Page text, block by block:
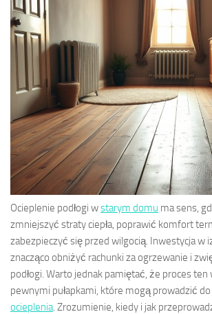
Ocieplenie podłogi wstarym domu ma sens,
zmniejszyć straty ciepła, poprawić komfort
zabezpieczyć się przed wilgocią. Inwestycja w
znacząco obniżyć rachunki za ogrzewanie i
podłogi. Warto jednak pamiętać, że proces ten
pewnymi pułapkami, które mogą prowadzić
ocieplenia . Zrozumienie, kiedy i jak